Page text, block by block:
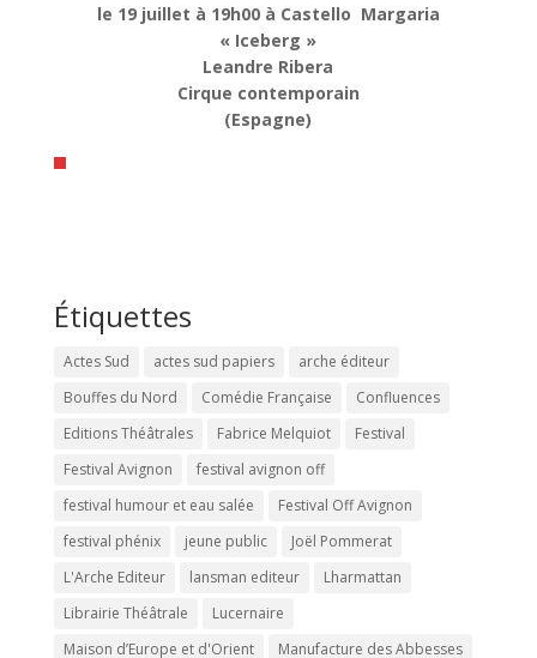
le 19 juillet à 19h00 à Castello Margaria
« Iceberg »
Leandre Ribera
Cirque contemporain
(Espagne)
Étiquettes
Actes Sud actes sud papiers
arche éditeur
Bouffes du Nord
Comédie Française
Confluences
Editions Théâtrales
Fabrice Melquiot
Festival
Festival Avignon
festival avignon off
festival humour et eau salée
Festival Off Avignon
festival phénix
jeune public
Joël Pommerat
L'Arche Editeur
lansman editeur
Lharmattan
Librairie Théâtrale
Lucernaire
Maison d’Europe et d'Orient
Manufacture des Abbesses